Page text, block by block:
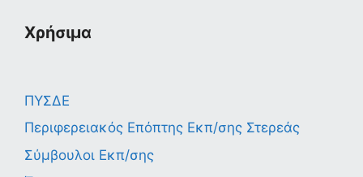
Χρήσιμα
ΠΥΣΔΕ
Περιφερειακός Επόπτης Εκπ/σης Στερεάς
Σύμβουλοι Εκπ/σης